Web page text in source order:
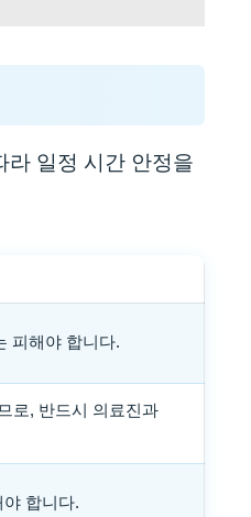
라 일정 시간 안정을
피해야 합니다.
로, 반드시 의료진과
합니다.